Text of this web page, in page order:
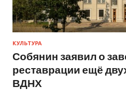
КУЛЬТУРА
Собянин заявил о
реставрации ещё
ВДНХ